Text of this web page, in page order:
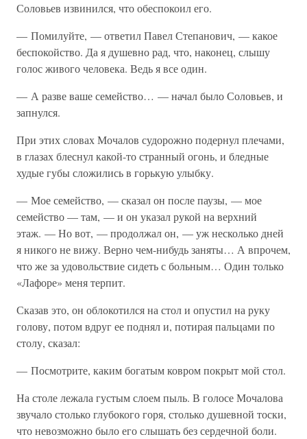
Соловьев извинился, что обеспокоил его.
— Помилуйте, — ответил Павел Степанович, — какое
беспокойство. Да я душевно рад, что, наконец, слышу
голос живого человека. Ведь я все один.
— А разве ваше семейство… — начал было Соловьев, и
запнулся.
При этих словах Мочалов судорожно подернул плечами,
в глазах блеснул какой-то странный огонь, и бледные
худые губы сложились в горькую улыбку.
— Мое семейство, — сказал он после паузы, — мое
семейство — там, — и он указал рукой на верхний
этаж. — Но вот, — продолжал он, — уж несколько дней
я никого не вижу. Верно чем-нибудь заняты… А впрочем,
что же за удовольствие сидеть с больным… Один только
«Лафоре» меня терпит.
Сказав это, он облокотился на стол и опустил на руку
голову, потом вдруг ее поднял и, потирая пальцами по
столу, сказал:
— Посмотрите, каким богатым ковром покрыт мой стол.
На столе лежала густым слоем пыль. В голосе Мочалова
звучало столько глубокого горя, столько душевной тоски,
что невозможно было его слышать без сердечной боли.